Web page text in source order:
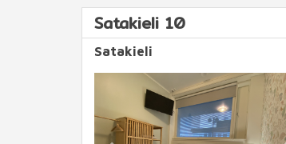
Satakieli 10
Satakieli
Previous